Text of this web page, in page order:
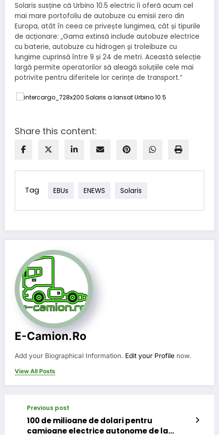
Solaris susține că Urbino 10.5 electric îi oferă acum cel
mai mare portofoliu de autobuze cu emisii zero din
Europa, atât în ​​ceea ce privește lungimea, cât și tipurile
de acționare: „Gama extinsă include autobuze electrice
cu baterie, autobuze cu hidrogen și troleibuze cu
lungime cuprinsă între 9 și 24 de metri. Această selecție
largă permite operatorilor să aleagă soluțiile cele mai
potrivite pentru diferitele lor cerințe de transport.”
Share this content:
Tag EBUs ENEWS Solaris
E-Camion.ro
Add your Biographical Information. Edit your Profile now.
View All Posts
Previous post
100 de milioane de dolari pentru
camioane electrice autonome de la